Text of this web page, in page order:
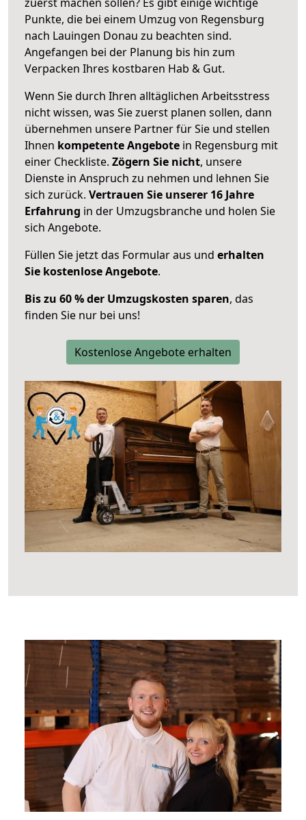
Punkte, die bei einem Umzug von Regensburg
nach Lauingen Donau zu beachten sind.
Angefangen bei der Planung bis hin zum
Verpacken Ihres kostbaren Hab & Gut.
Wenn Sie durch Ihren alltäglichen Arbeitsstress
nicht wissen, was Sie zuerst planen sollen, dann
übernehmen unsere Partner für Sie und stellen
Ihnen kompetente Angebote in Regensburg mit
einer Checkliste. Zögern Sie nicht, unsere
Dienste in Anspruch zu nehmen und lehnen Sie
sich zurück. Vertrauen Sie unserer 16 Jahre
Erfahrung in der Umzugsbranche und holen Sie
sich Angebote.
Füllen Sie jetzt das Formular aus und erhalten
Sie kostenlose Angebote.
Bis zu 60 % der Umzugskosten sparen, das
finden Sie nur bei uns!
Kostenlose Angebote erhalten